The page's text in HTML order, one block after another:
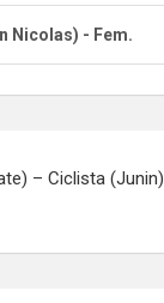
Nicolas) - Fem.
– Ciclista (Junin)